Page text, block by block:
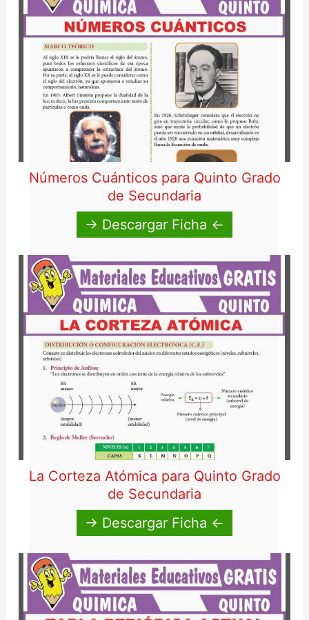
Números Cuánticos para Quinto Grado
de Secundaria
→ Descargar Ficha ←
La Corteza Atómica para Quinto Grado
de Secundaria
→ Descargar Ficha ←